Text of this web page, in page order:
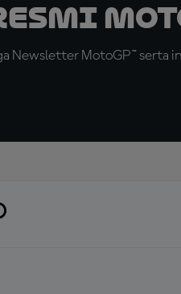
Newsletter MotoGP™ serta